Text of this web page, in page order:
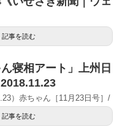
記事を読む
寝相アート」上州日
）赤ちゃん［11月23日号］/
記事を読む